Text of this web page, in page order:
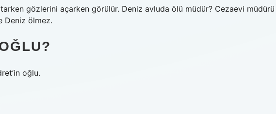
gözlerini açarken görülür. Deniz avluda ölü müdür? Cezaevi müdürü
Deniz ölmez.
oğlu.